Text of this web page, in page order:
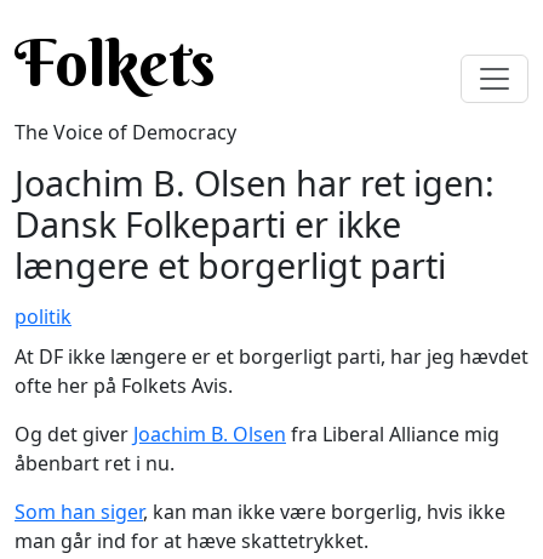
Folkets
The Voice of Democracy
Joachim B. Olsen har ret igen:
Dansk Folkeparti er ikke
længere et borgerligt parti
politik
At DF ikke længere er et borgerligt parti, har jeg hævdet
ofte her på Folkets Avis.
Og det giver Joachim B. Olsen fra Liberal Alliance mig
åbenbart ret i nu.
Som han siger, kan man ikke være borgerlig, hvis ikke
man går ind for at hæve skattetrykket.